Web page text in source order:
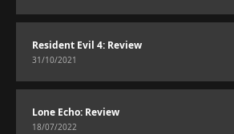
Resident Evil 4: Review
31/10/2021
Lone Echo: Review
18/07/2022